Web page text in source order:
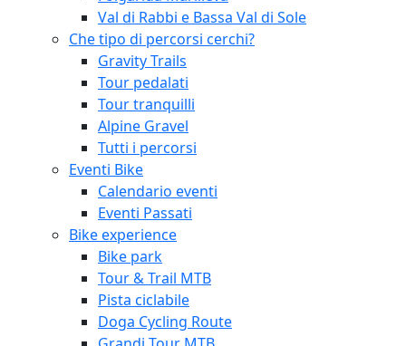
Val di Rabbi e Bassa Val di Sole
Che tipo di percorsi cerchi?
Gravity Trails
Tour pedalati
Tour tranquilli
Alpine Gravel
Tutti i percorsi
Eventi Bike
Calendario eventi
Eventi Passati
Bike experience
Bike park
Tour & Trail MTB
Pista ciclabile
Doga Cycling Route